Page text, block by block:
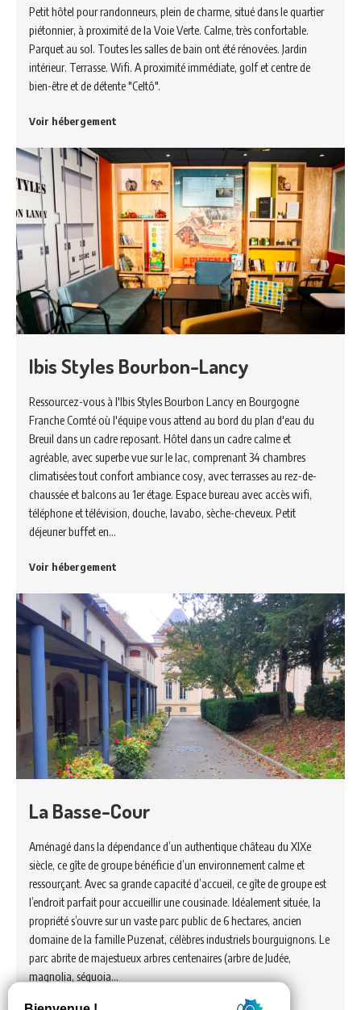
Petit hôtel pour randonneurs, plein de charme, situé dans le quartier
piétonnier, à proximité de la Voie Verte. Calme, très confortable.
Parquet au sol. Toutes les salles de bain ont été rénovées. Jardin
intérieur. Terrasse. Wifi. A proximité immédiate, golf et centre de
bien-être et de détente "Celtô".
Voir hébergement
Ibis Styles Bourbon-Lancy
Ressourcez-vous à l'Ibis Styles Bourbon Lancy en Bourgogne
Franche Comté où l'équipe vous attend au bord du plan d'eau du
Breuil dans un cadre reposant. Hôtel dans un cadre calme et
agréable, avec superbe vue sur le lac, comprenant 34 chambres
climatisées tout confort ambiance cosy, avec terrasses au rez-de-
chaussée et balcons au 1er étage. Espace bureau avec accès wifi,
téléphone et télévision, douche, lavabo, sèche-cheveux. Petit
déjeuner buffet en…
Voir hébergement
La Basse-Cour
Aménagé dans la dépendance d’un authentique château du XIXe
siècle, ce gîte de groupe bénéficie d’un environnement calme et
ressourçant. Avec sa grande capacité d’accueil, ce gîte de groupe est
l’endroit parfait pour accueillir une cousinade. Idéalement située, la
propriété s’ouvre sur un vaste parc public de 6 hectares, ancien
domaine de la famille Puzenat, célèbres industriels bourguignons. Le
parc abrite de majestueux arbres centenaires (arbre de Judée,
magnolia, séquoia…